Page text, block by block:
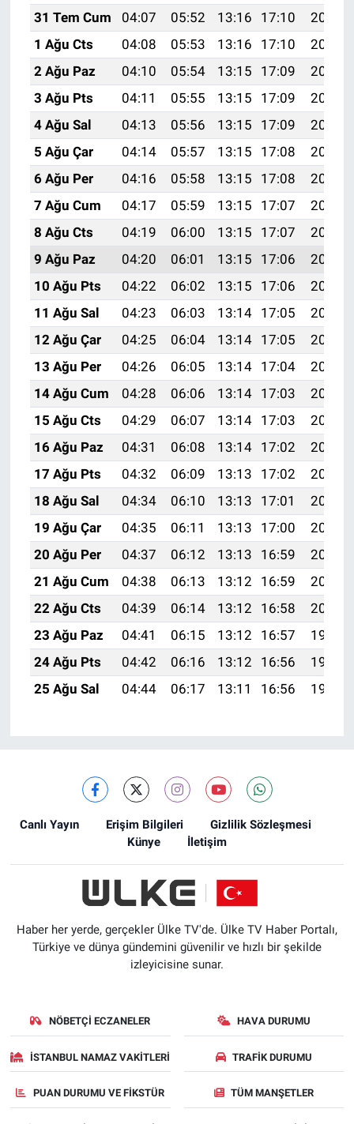
31 Tem Cum
04:07 05:52 13:16 17:10
20:29
1 Ağu Cts
04:08 05:53 13:16 17:10
20:28
2 Ağu Paz
04:10 05:54 13:15 17:09
20:27
3 Ağu Pts
04:11 05:55 13:15 17:09
20:26
4 Ağu Sal
04:13 05:56 13:15 17:09
20:25
5 Ağu Çar
04:14 05:57 13:15 17:08
20:24
6 Ağu Per
04:16 05:58 13:15 17:08
20:23
7 Ağu Cum
04:17 05:59 13:15 17:07
20:21
8 Ağu Cts
04:19 06:00 13:15 17:07
20:20
9 Ağu Paz
04:20 06:01 13:15 17:06
20:19
10 Ağu Pts
04:22 06:02 13:15 17:06
20:18
11 Ağu Sal
04:23 06:03 13:14 17:05
20:16
12 Ağu Çar
04:25 06:04 13:14 17:05
20:15
13 Ağu Per
04:26 06:05 13:14 17:04
20:14
14 Ağu Cum
04:28 06:06 13:14 17:03
20:12
15 Ağu Cts
04:29 06:07 13:14 17:03
20:11
16 Ağu Paz
04:31 06:08 13:14 17:02
20:10
17 Ağu Pts
04:32 06:09 13:13 17:02
20:08
18 Ağu Sal
04:34 06:10 13:13 17:01
20:07
19 Ağu Çar
04:35 06:11 13:13 17:00
20:05
20 Ağu Per
04:37 06:12 13:13 16:59
20:04
21 Ağu Cum
04:38 06:13 13:12 16:59
20:02
22 Ağu Cts
04:39 06:14 13:12 16:58
20:01
23 Ağu Paz
04:41 06:15 13:12 16:57
19:59
24 Ağu Pts
04:42 06:16 13:12 16:56
19:58
25 Ağu Sal
04:44 06:17 13:11 16:56 19:56
Canlı Yayın Erişim Bilgileri
Gizlilik Sözleşmesi
Künye
İletişim
Haber her yerde, gerçekler Ülke TV'de. Ülke TV Haber Portalı,
Türkiye ve dünya gündemini güvenilir ve hızlı bir şekilde
izleyicisine sunar.
NÖBETÇI ECZANELER HAVA DURUMU
İSTANBUL NAMAZ VAKITLERI TRAFIK DURUMU
PUAN DURUMU VE FIKSTÜR TÜM MANŞETLER